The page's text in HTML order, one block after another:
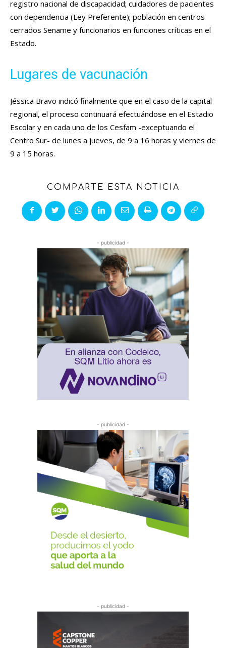
registro nacional de discapacidad; cuidadores de pacientes
con dependencia (Ley Preferente); población en centros
cerrados Sename y funcionarios en funciones críticas en el
Estado.
Lugares de vacunación
Jéssica Bravo indicó finalmente que en el caso de la capital
regional, el proceso continuará efectuándose en el Estadio
Escolar y en cada uno de los Cesfam -exceptuando el
Centro Sur- de lunes a jueves, de 9 a 16 horas y viernes de
9 a 15 horas.
COMPARTE ESTA NOTICIA
- publicidad -
- publicidad -
- publicidad -